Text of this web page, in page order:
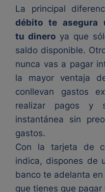
La principal
débito te asegura
tu dinero ya que
saldo disponible.
nunca vas a pagar
la mayor ventaja
conllevan gastos
realizar pagos y
instantánea sin
gastos.
Con la tarjeta de
indica, dispones de
banco te adelanta
que tienes que